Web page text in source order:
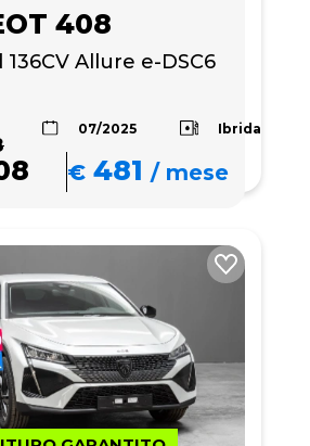
408
136CV Allure e-DSC6
07/2025 Ibrida
€ 481 /mese